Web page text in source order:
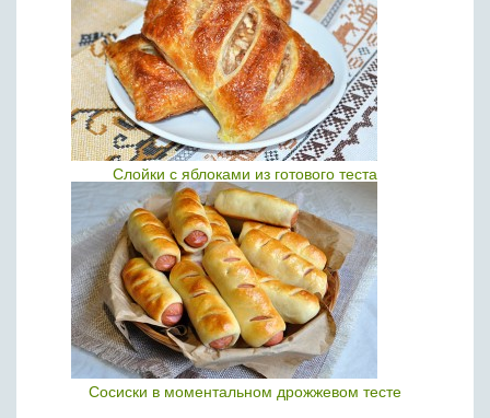
Слойки с яблоками из готового теста
Сосиски в моментальном дрожжевом тесте